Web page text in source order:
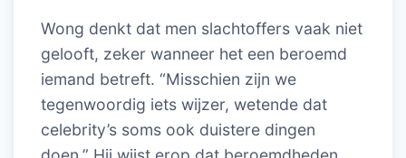
Wong denkt dat men slachtoffers vaak niet
gelooft, zeker wanneer het een beroemd
iemand betreft. “Misschien zijn we
tegenwoordig iets wijzer, wetende dat
celebrity’s soms ook duistere dingen